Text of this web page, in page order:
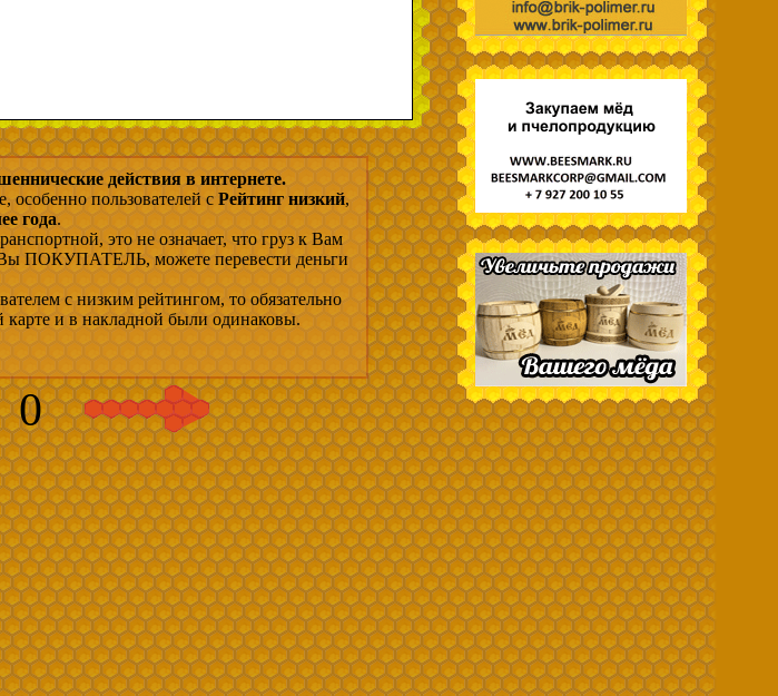
действия в интернете.
особенно пользователей с Рейтинг низкий,
года.
это не означает, что груз к Вам
Вы ПОКУПАТЕЛЬ, можете перевести деньги
с низким рейтингом, то обязательно
и в накладной были одинаковы.
0